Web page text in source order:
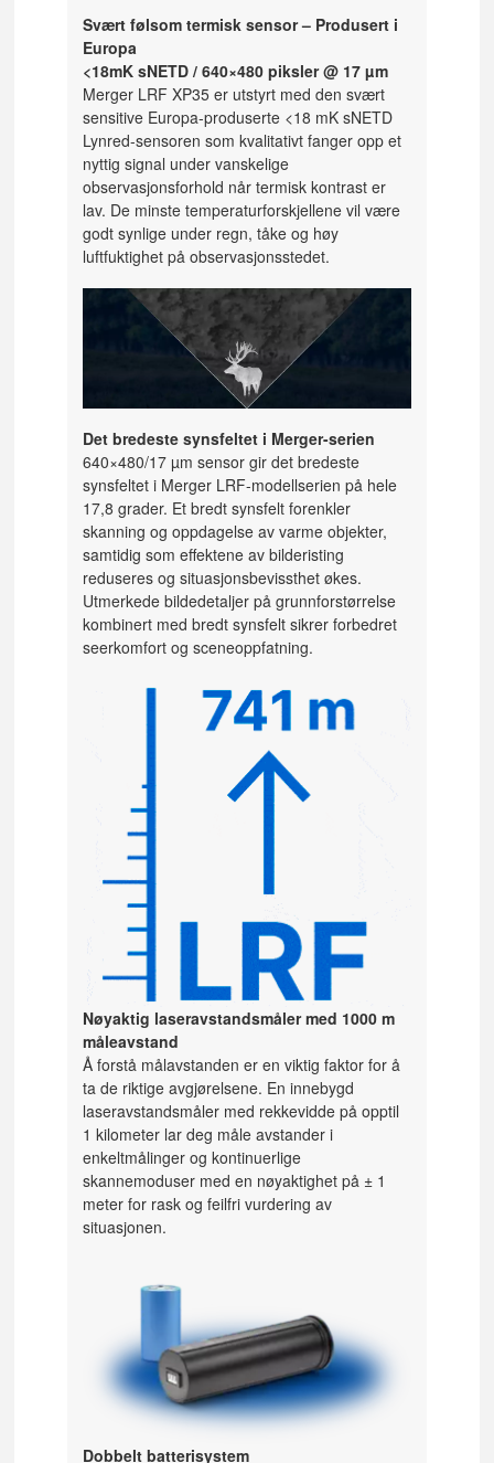
Svært følsom termisk sensor – Produsert i
Europa
<18mK sNETD / 640×480 piksler @ 17 µm
Merger LRF XP35 er utstyrt med den svært
sensitive Europa-produserte <18 mK sNETD
Lynred-sensoren som kvalitativt fanger opp et
nyttig signal under vanskelige
observasjonsforhold når termisk kontrast er
lav. De minste temperaturforskjellene vil være
godt synlige under regn, tåke og høy
luftfuktighet på observasjonsstedet.
Det bredeste synsfeltet i Merger-serien
640×480/17 µm sensor gir det bredeste
synsfeltet i Merger LRF-modellserien på hele
17,8 grader. Et bredt synsfelt forenkler
skanning og oppdagelse av varme objekter,
samtidig som effektene av bilderisting
reduseres og situasjonsbevissthet økes.
Utmerkede bildedetaljer på grunnforstørrelse
kombinert med bredt synsfelt sikrer forbedret
seerkomfort og sceneoppfatning.
Nøyaktig laseravstandsmåler med 1000 m
måleavstand
Å forstå målavstanden er en viktig faktor for å
ta de riktige avgjørelsene. En innebygd
laseravstandsmåler med rekkevidde på opptil
1 kilometer lar deg måle avstander i
enkeltmålinger og kontinuerlige
skannemoduser med en nøyaktighet på ± 1
meter for rask og feilfri vurdering av
situasjonen.
Dobbelt batterisystem